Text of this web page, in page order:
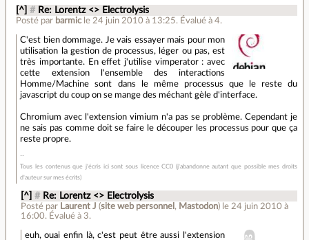
[^] # Re: Lorentz <> Electrolysis
Posté par barmic le 24 juin 2010 à 13:25. Évalué à4.
C'est bien dommage. Je vais essayer mais pour mon
utilisation la gestion de processus, léger ou pas, est
très importante. En effet j'utilise vimperator : avec
cette extension l'ensemble des interactions
Homme/Machine sont dans le même processus que le reste du
javascript du coup on se mange des méchant gèle d'interface.
Chromium avec l'extension vimium n'a pas se problème. Cependant je
ne sais pas comme doit se faire le découper les processus pour que ça
reste propre.
Tous les contenus que j'écris ici sont sous licence CC0 (j'abandonne autant que possible mes droits
d'auteur sur mes écrits)
[^] # Re: Lorentz <> Electrolysis
Posté par Laurent J (site web personnel , Mastodon) le 24 juin 2010 à
16:00. Évalué à 3.
euh, ouai enfin là, c'est peut être aussi l'extension